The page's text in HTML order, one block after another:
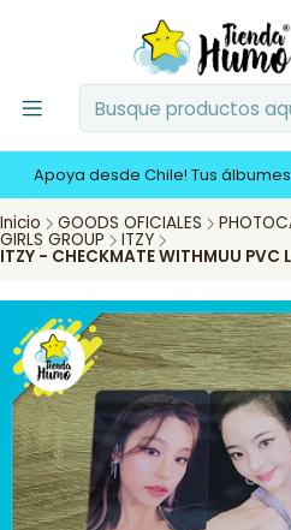
Apoya desde Chile! Tus
Inicio GOODS OFICIALES
GIRLS GROUP ITZY
ITZY - CHECKMATE WITHMUU PVC